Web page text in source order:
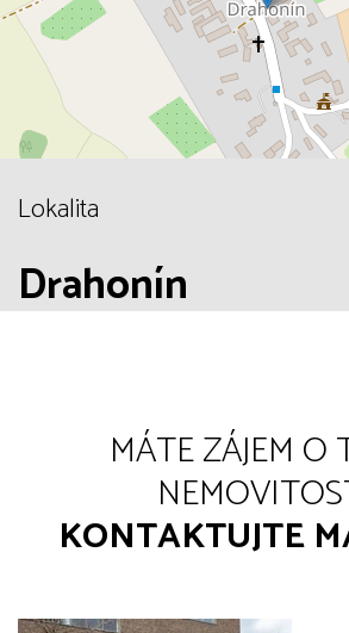
Lokalita
Drahonín
MÁTE ZÁJEM O
KONTAKTUJTE